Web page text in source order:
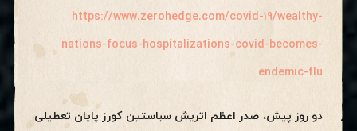
https://www.zerohedge.com/covid-19/wealthy-
nations-focus-hospitalizations-covid-becomes-
endemic-flu
دو روز پیش، صدر اعظم اتریش سباستین کورز پایان تعطیلی